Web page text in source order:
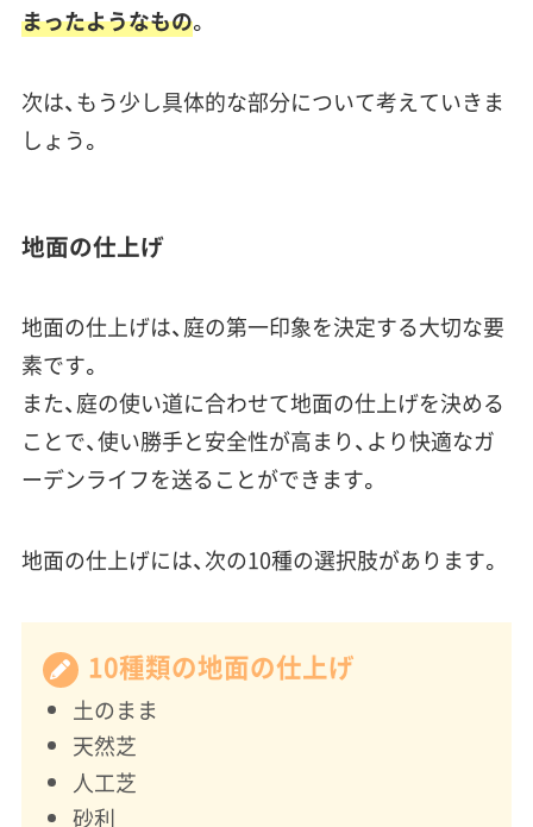
まったようなもの。
次は、もう少し具体的な部分について考えていきま
しょう。
地面の仕上げ
地面の仕上げは、庭の第一印象を決定する大切な要
素です。
また、庭の使い道に合わせて地面の仕上げを決める
ことで、使い勝手と安全性が高まり、より快適なガ
ーデンライフを送ることができます。
地面の仕上げには、次の10種の選択肢があります。
10種類の地面の仕上げ
土のまま
天然芝
人工芝
砂利